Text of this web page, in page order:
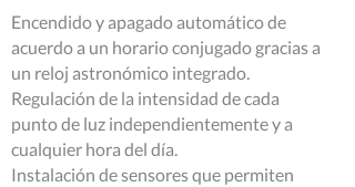
Encendido y apagado automático de
acuerdo a un horario conjugado gracias a
un reloj astronómico integrado.
Regulación de la intensidad de cada
punto de luz independientemente y a
cualquier hora del día.
Instalación de sensores que permiten